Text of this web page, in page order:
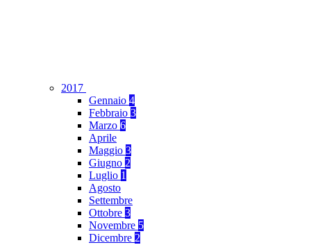
2017
Gennaio 4
Febbraio 3
Marzo 6
Aprile
Maggio 3
Giugno 2
Luglio 1
Agosto
Settembre
Ottobre 3
Novembre 5
Dicembre 2